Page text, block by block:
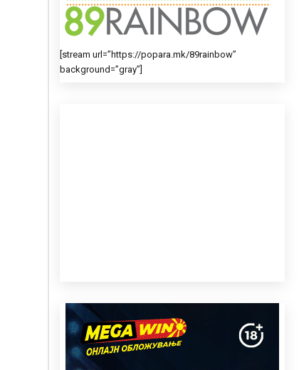
[stream url=”https://popara.mk/89rainbow”
background=”gray”]